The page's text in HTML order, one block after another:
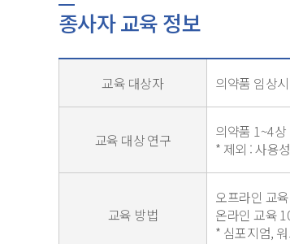
종사자 교육 정보
교육 대상자 의약품 임상
교육 대상 연구
의약품 1~4상
* 제외 : 사용
교육 방법
오프라인 교
온라인 교육
* 심포지엄,